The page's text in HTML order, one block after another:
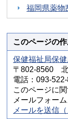
福岡県薬物
このページの
保健福祉局保健
〒802-8560 北
電話：093-
このページに
メールフォー
メールを送信